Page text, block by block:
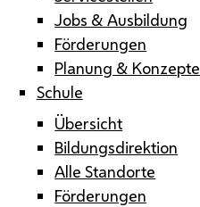
Jobs & Ausbildung
Förderungen
Planung & Konzepte
Schule
Übersicht
Bildungsdirektion
Alle Standorte
Förderungen